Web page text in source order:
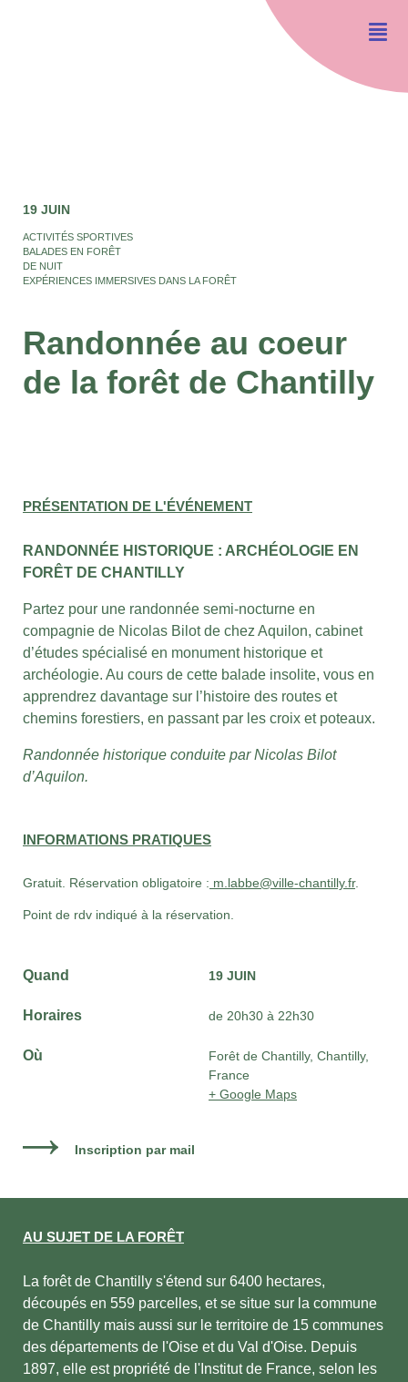
19 JUIN
ACTIVITÉS SPORTIVES
BALADES EN FORÊT
DE NUIT
EXPÉRIENCES IMMERSIVES DANS LA FORÊT
Randonnée au coeur
de la forêt de Chantilly
PRÉSENTATION DE L'ÉVÉNEMENT
RANDONNÉE HISTORIQUE : ARCHÉOLOGIE EN
FORÊT DE CHANTILLY
Partez pour une randonnée semi-nocturne en
compagnie de Nicolas Bilot de chez Aquilon, cabinet
d’études spécialisé en monument historique et
archéologie. Au cours de cette balade insolite, vous en
apprendrez davantage sur l’histoire des routes et
chemins forestiers, en passant par les croix et poteaux.
Randonnée historique conduite par Nicolas Bilot
d’Aquilon.
INFORMATIONS PRATIQUES
Gratuit. Réservation obligatoire : m.labbe@ville-chantilly.fr.
Point de rdv indiqué à la réservation.
Quand 19 JUIN
Horaires de 20h30 à 22h30
Où
Forêt de Chantilly, Chantilly,
France
+ Google Maps
Inscription par mail
AU SUJET DE LA FORÊT
La forêt de Chantilly s'étend sur 6400 hectares,
découpés en 559 parcelles, et se situe sur la commune
de Chantilly mais aussi sur le territoire de 15 communes
des départements de l'Oise et du Val d'Oise. Depuis
1897, elle est propriété de l'Institut de France, selon les